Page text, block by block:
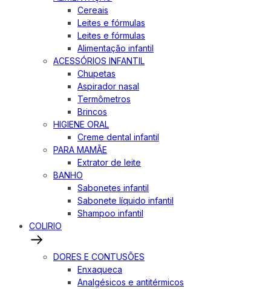
Cereais
Leites e fórmulas
Leites e fórmulas
Alimentação infantil
ACESSÓRIOS INFANTIL
Chupetas
Aspirador nasal
Termômetros
Brincos
HIGIENE ORAL
Creme dental infantil
PARA MAMÃE
Extrator de leite
BANHO
Sabonetes infantil
Sabonete líquido infantil
Shampoo infantil
COLIRIO
DORES E CONTUSÕES
Enxaqueca
Analgésicos e antitérmicos